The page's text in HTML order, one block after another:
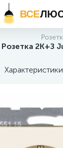
ВСЕ
Розетка 2K+З
Характеристики